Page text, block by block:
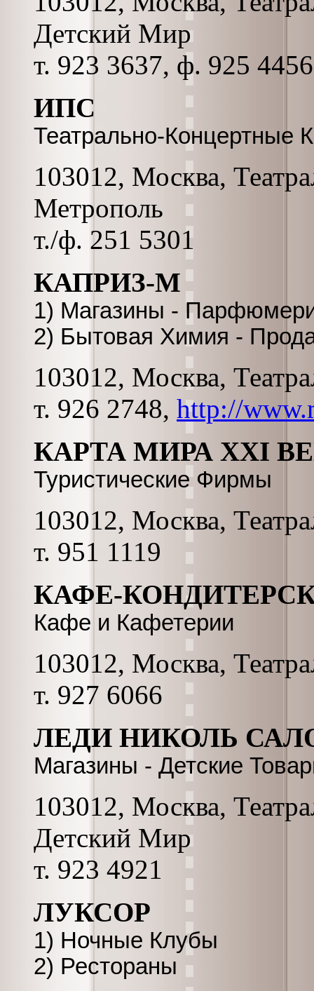
Детский Мир
т. 923 3637, ф. 925 4456
ИПС
Театрально-Концертные
103012, Москва,
Метрополь
т./ф. 251 5301
КАПРИЗ-М
1) Магазины -
2) Бытовая Химия -
103012, Москва,
т. 926 2748, http://
КАРТА МИРА XXI
Туристические Фирмы
103012, Москва,
т. 951 1119
КАФЕ-
Кафе и Кафетерии
103012, Москва,
т. 927 6066
ЛЕДИ НИКОЛЬ
Магазины - Детские
103012, Москва,
Детский Мир
т. 923 4921
ЛУКСОР
1) Ночные Клубы
2) Рестораны